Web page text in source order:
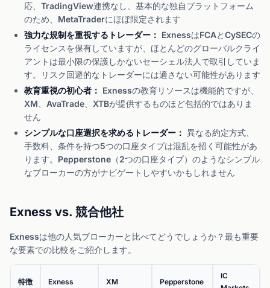
応、TradingView連携なし、基本的な独自プラットフォーム
のため、MetaTraderにほぼ限定されます
強力な規制を重視するトレーダー： ExnessはFCAとCySECの
ライセンスを保有していますが、ほとんどのグローバルクライ
アントは最小限の保護しかないセーシェル法人で取引していま
す。リスク回避的なトレーダーには適さない可能性があります
教育重視の初心者： Exnessの教育リソースは機能的ですが、
XM、AvaTrade、XTBが提供するものほど包括的ではありま
せん
シンプルな口座選択を求めるトレーダー： 異なる約定方式、
手数料、条件を持つ5つの口座タイプは混乱を招く可能性があ
ります。Pepperstone（2つの口座タイプ）のようなシンプル
なブローカーの方がナビゲートしやすいかもしれません
Exness vs. 競合他社
Exnessは他の人気ブローカーと比べてどうでしょうか？最も重要
な要素での比較をご紹介します。
特徴 Exness XM Pepperstone
IC